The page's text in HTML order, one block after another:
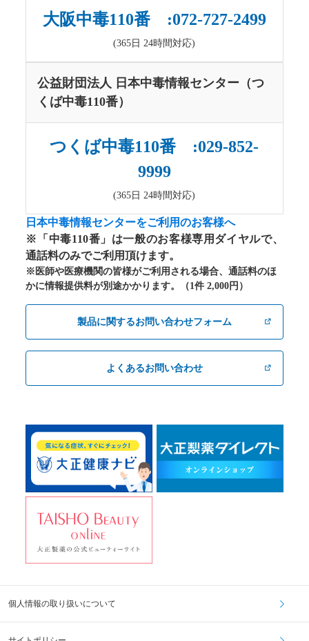
大阪中毒110番 :072-727-2499
(365日 24時間対応)
公益財団法人 日本中毒情報センター（つ
くば中毒110番）
つくば中毒110番 :029-852-
9999
(365日 24時間対応)
日本中毒情報センターをご利用のお客様へ
※「中毒110番」は一般のお客様専用ダイヤルで、
通話料のみでご利用頂けます。
※医師や医療機関の皆様がご利用される場合、通話料のほ
かに情報提供料が別途かかります。（1件 2,000円）
製品に関するお問い合わせフォーム
よくあるお問い合わせ
個人情報の取り扱いについて